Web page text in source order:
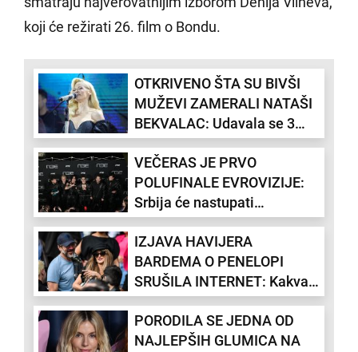
koji će režirati 26. film o Bondu.
OTKRIVENO ŠTA SU BIVŠI
MUŽEVI ZAMERALI NATAŠI
BEKVALAC: Udavala se 3
puta, tek sada se sve
saznalo (VIDEO)
VEČERAS JE PRVO
POLUFINALE EVROVIZIJE:
Srbija će nastupati
poslednja - "Ovo je jedan vid
pritiska"
IZJAVA HAVIJERA
BARDEMA O PENELOPI
SRUŠILA INTERNET: Kakva
je to ljubav, kakav je to
frajer!
PORODILA SE JEDNA OD
NAJLEPŠIH GLUMICA NA